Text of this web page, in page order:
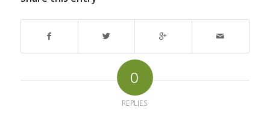
0
REPLIES